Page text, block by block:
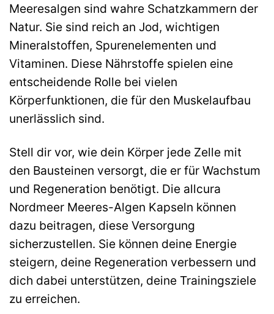
Meeresalgen sind wahre Schatzkammern der
Natur. Sie sind reich an Jod, wichtigen
Mineralstoffen, Spurenelementen und
Vitaminen. Diese Nährstoffe spielen eine
entscheidende Rolle bei vielen
Körperfunktionen, die für den Muskelaufbau
unerlässlich sind.
Stell dir vor, wie dein Körper jede Zelle mit
den Bausteinen versorgt, die er für Wachstum
und Regeneration benötigt. Die allcura
Nordmeer Meeres-Algen Kapseln können
dazu beitragen, diese Versorgung
sicherzustellen. Sie können deine Energie
steigern, deine Regeneration verbessern und
dich dabei unterstützen, deine Trainingsziele
zu erreichen.